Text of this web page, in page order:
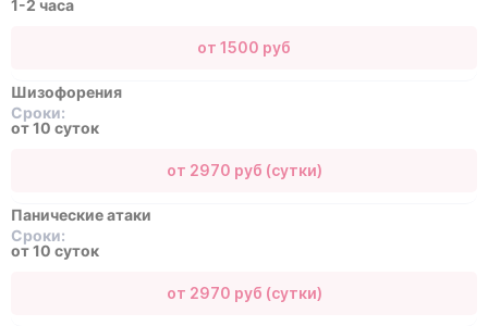
1-2 часа
от 1500 руб
Шизофорения
Сроки:
от 10 суток
от 2970 руб (сутки)
Панические атаки
Сроки:
от 10 суток
от 2970 руб (сутки)